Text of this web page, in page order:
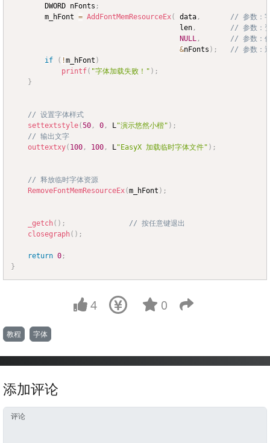
		DWORD nFonts
;
		m_hFont
= AddFontMemResourceEx(
	data
,
// 参数：
										len
,
// 参数：
NULL ,
// 参数：
&nFonts ) ;
// 参数：
if
( !m_hFont )
printf( "字体加载失败！" ) ;
}
// 设置字体样式
settextstyle(50 , 0 , L"演示悠然小楷" ) ;
// 输出文字
outtextxy( 100 , 100 , L"EasyX 加载临时字体文件" ) ;
// 释放临时字体资源
RemoveFontMemResourceEx(m_hFont ) ;
_getch( ) ;
// 按任意键退出
closegraph( ) ;
return 0 ;
}
4 0
教程 字体
添加评论